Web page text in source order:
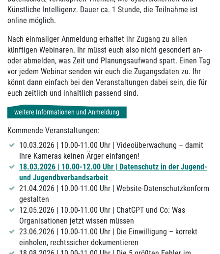
Künstliche Intelligenz. Dauer ca. 1 Stunde, die Teilnahme ist
online möglich.
Nach einmaliger Anmeldung erhaltet ihr Zugang zu allen
künftigen Webinaren. Ihr müsst euch also nicht gesondert an-
oder abmelden, was Zeit und Planungsaufwand spart. Einen Tag
vor jedem Webinar senden wir euch die Zugangsdaten zu. Ihr
könnt dann einfach bei den Veranstaltungen dabei sein, die für
euch zeitlich und inhaltlich passend sind.
weitere Informationen und Anmeldung
Kommende Veranstaltungen:
10.03.2026 | 10.00-11.00 Uhr | Videoüberwachung – damit
Ihre Kameras keinen Ärger einfangen!
18.03.2026 | 10.00-12.00 Uhr | Datenschutz in der Jugend-
und Jugendbverbandsarbeit
21.04.2026 | 10.00-11.00 Uhr | Website-Datenschutzkonform
gestalten
12.05.2026 | 10.00-11.00 Uhr | ChatGPT und Co: Was
Organisationen jetzt wissen müssen
23.06.2026 | 10.00-11.00 Uhr | Die Einwilligung – korrekt
einholen, rechtssicher dokumentieren